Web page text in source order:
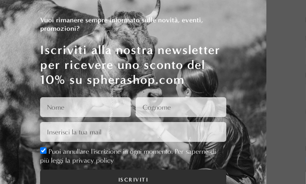
Vuoi rimanere sempre informato sulle novità, eventi,
promozioni?
Iscriviti alla nostra newsletter
per ricevere uno sconto del
10% su spherashop.com
Puoi annullare l'iscrizione in ogni momento. Per saperne di
più leggi la privacy policy
ISCRIVITI